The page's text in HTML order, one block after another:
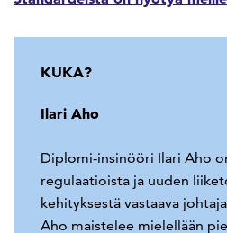
KUKA?
Ilari Aho
Diplomi-insinööri Ilari Aho
regulaatioista ja uuden
kehityksestä vastaava
Aho maistelee mielellään